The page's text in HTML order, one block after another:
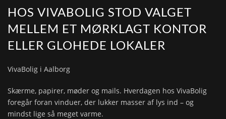
HOS VIVABOLIG STOD VALGET
MELLEM ET MØRKLAGT KONTOR
ELLER GLOHEDE LOKALER
VivaBolig i Aalborg
Skærme, papirer, møder og mails. Hverdagen hos VivaBolig
foregår foran vinduer, der lukker masser af lys ind – og
mindst lige så meget varme.